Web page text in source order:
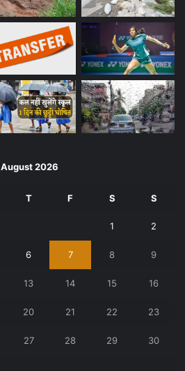
August 2026
T F S S
1 2
6 7 8 9
13 14 15 16
20 21 22 23
27 28 29 30